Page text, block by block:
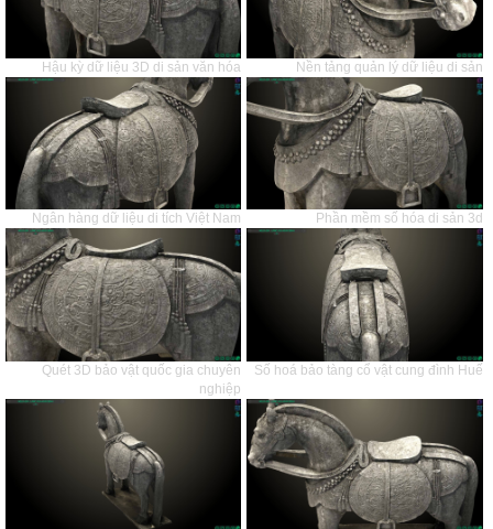
Hậu kỳ dữ liệu 3D di sản văn hóa Nền tảng quản lý dữ liệu di sản
Ngân hàng dữ liệu di tích Việt Nam Phần mềm số hóa di sản 3d
Quét 3D bảo vật quốc gia chuyên
nghiệp
Số hoá bảo tàng cổ vật cung đình Huế